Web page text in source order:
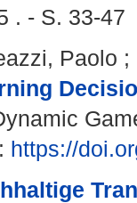
. - S. 33-47
Paolo ;
https://